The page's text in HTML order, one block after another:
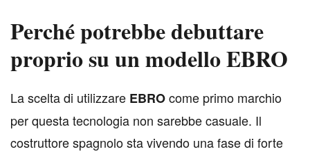
Perché potrebbe debuttare
proprio su un modello EBRO
La scelta di utilizzare EBROcome primo marchio
per questa tecnologia non sarebbe casuale. Il
costruttore spagnolo sta vivendo una fase di forte